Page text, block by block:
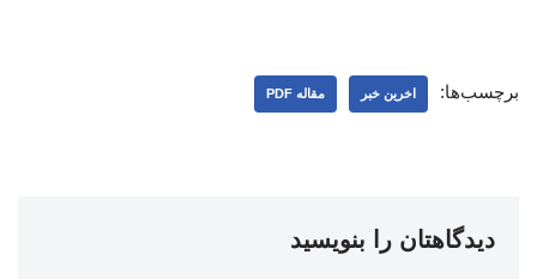
برچسب‌ها: اخرین خبر مقاله PDF
دیدگاهتان را بنویسید